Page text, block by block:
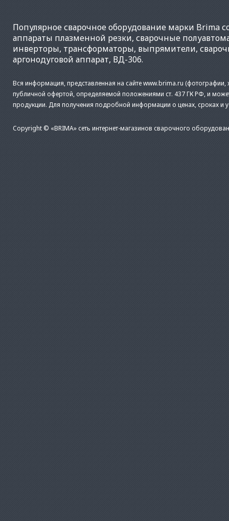
Популярноесварочное оборудование марки Brima
аппараты плазменной резки, сварочные
инверторы, трансформаторы, выпрямители,
аргонодуговой аппарат, ВД-306.
Вся информация, представленная на сайте www.brima.ru (фотографии,
публичной офертой, определяемой положениями ст. 437 ГК РФ, и
продукции. Для получения подробной информации о ценах, сроках и
Copyright © «BRIMA» сеть интернет-магазинов сварочного